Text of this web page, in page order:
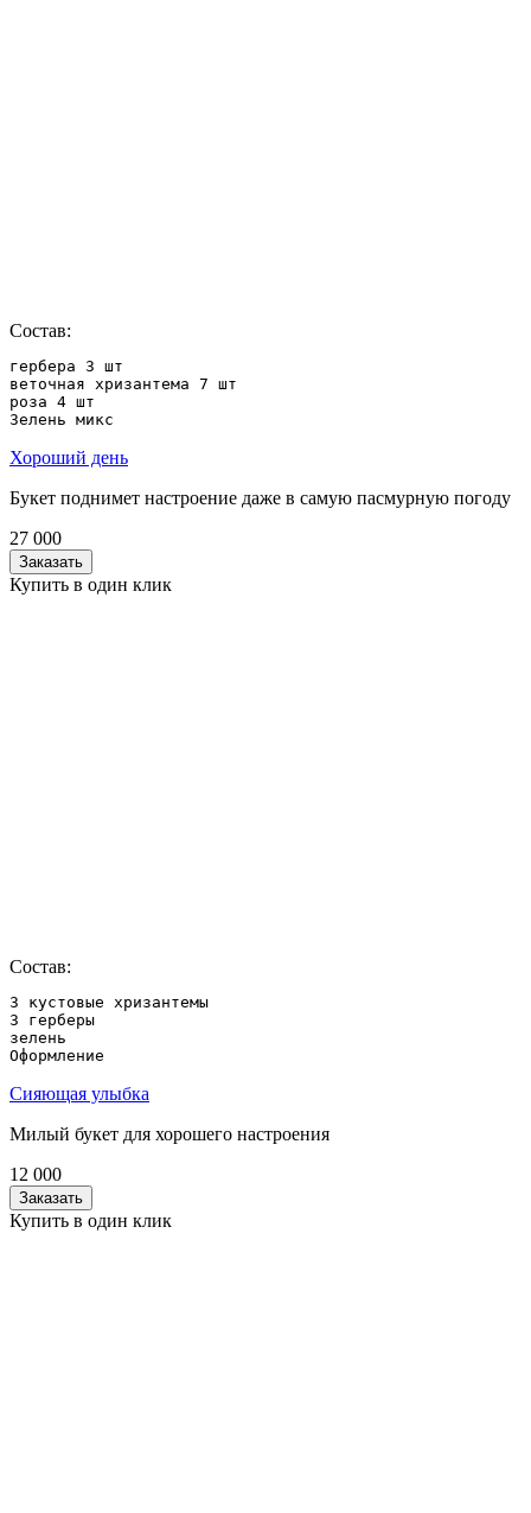
Состав:
гербера 3 шт
веточная хризантема 7 шт
роза 4 шт
Зелень микс
Хороший день
Букет поднимет настроение даже в самую пасмурную погоду
27 000
Заказать
Купить в один клик
Состав:
3 кустовые хризантемы
3 герберы
зелень
Оформление
Сияющая улыбка
Милый букет для хорошего настроения
12 000
Заказать
Купить в один клик